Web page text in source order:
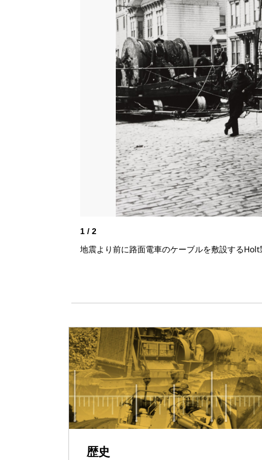
1 / 2
地震より前に路面電車のケーブルを敷設する
歴史